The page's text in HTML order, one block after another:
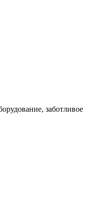
заботливое